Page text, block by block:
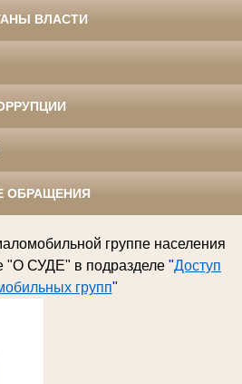
ВЛАСТИ
ОБРАЩЕНИЯ
группе населения
"О СУДЕ" в подразделе "Доступ
групп"